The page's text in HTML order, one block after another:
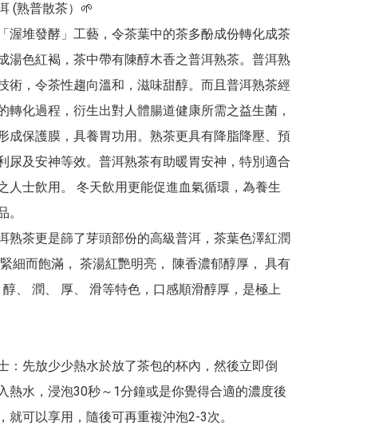
(熟普散茶）🌱
渥堆發酵」工藝，令茶葉中的茶多酚成份轉化成茶
湯色紅褐，茶中帶有陳醇木香之普洱熟茶。普洱熟
術，令茶性趨向溫和，滋味甜醇。而且普洱熟茶經
轉化過程，衍生出對人體腸道健康所需之益生菌，
成保護膜，具養胃功用。熟茶更具有降脂降壓、預
尿及安神等效。普洱熟茶有助暖胃安神，特別適合
人士飲用。 冬天飲用更能促進血氣循環，為養生
。
熟茶更是篩了芽頭部份的高級普洱，茶葉色澤紅潤
緊細而飽滿， 茶湯紅艷明亮， 陳香濃郁醇厚， 具有
、 潤、 厚、 滑等特色，口感順滑醇厚，是極上
：先放少少熱水於放了茶包的杯內，然後立即倒
熱水，浸泡30秒～1分鐘或是你覺得合適的濃度後
就可以享用，隨後可再重複沖泡2-3次。